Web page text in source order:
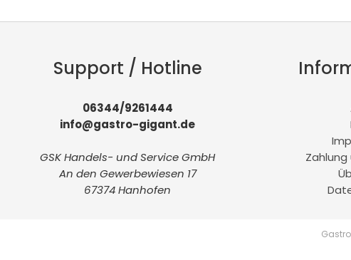
Support / Hotline
06344/9261444
info@gastro-gigant.de
GSK Handels- und Service GmbH
An den Gewerbewiesen 17
67374 Hanhofen